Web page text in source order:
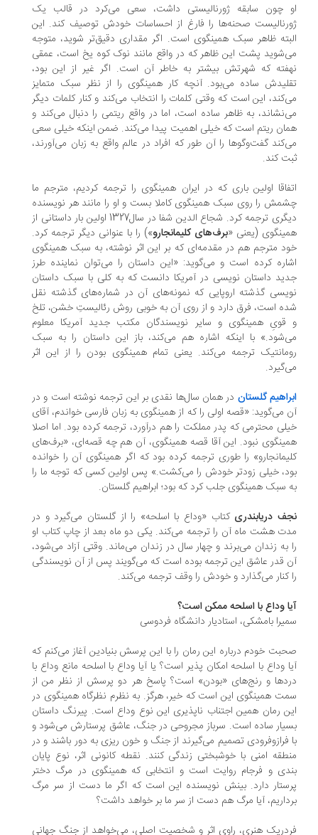
چون سابقه ژورنالیستی داشت، سعی می‌کرد در قالب یک
صحنه‌ها را فارغ از احساسات خودش توصیف کند. این
ظاهر سبک همینگوی است. اگر مقداری دقیق‌تر شوید، متوجه
پشت این ظاهر که در واقع مانند نوک کوه یخ است، عمقی
که شهرتش بیشتر به خاطر آن است. اگر غیر از این بود،
ساده می‌بود. آنچه کار همینگوی را از نظر سبک متمایز
این است که وقتی کلمات را انتخاب می‌کند و کنار کلمات دیگر
به ظاهر ساده است، اما در واقع ریتمی را دنبال می‌کند و
ریتم است که خیلی اهمیت پیدا می‌کند. ضمن اینکه خیلی سعی
گفت‌وگوها را آن طور که افراد در عالم واقع به زبان می‌آورند،
کند.
اولین باری که در ایران همینگوی را ترجمه کردیم، مترجم ما
را روی سبک همینگوی کاملا بست و او را مانند هر نویسنده
دیگری ترجمه کرد. شجاع الدین شفا در سال1327 اولین بار داستانی از
(یعنی «برف‌های کلیمانجارو») را با عنوانی دیگر ترجمه کرد.
مترجم هم در مقدمه‌ای که بر این اثر نوشته، به سبک همینگوی
کرده است و می‌گوید: «این داستان را می‌توان نماینده طرز
داستان نویسی در آمریکا دانست که به کلی با سبک داستان
گذشته اروپایی که نمونه‌های آن در شماره‌های گذشته نقل
است، فرق دارد و از روی آن به خوبی روش رئالیستِ خشن، تلخ
همینگوی و سایر نویسندگان مکتب جدید آمریکا معلوم
با اینکه اشاره هم می‌کند، باز این داستان را به سبک
ترجمه می‌کند. یعنی تمام همینگوی بودن را از این اثر
گلستاندر همان سال‌ها نقدی بر این ترجمه نوشته است و در
می‌گوید: «قصه اولی را که از همینگوی به زبان فارسی خواندم، آقای
محترمی که پدر مملکت را هم درآورد، ترجمه کرده بود. اما اصلا
نبود. این آقا قصه همینگوی، آن هم چه قصه‌ای، «برف‌های
را طوری ترجمه کرده بود که اگر همینگوی آن را خوانده
خیلی زودتر خودش را می‌کشت.» پس اولین کسی که توجه ما را
سبک همینگوی جلب کرد که بود؛ ابراهیم گلستان.
دریابندریکتاب «وداع با اسلحه» را از گلستان می‌گیرد و در
هشت ماه آن را ترجمه می‌کند. یکی دو ماه بعد از چاپ کتاب او
به زندان می‌برند و چهار سال در زندان می‌ماند. وقتی آزاد می‌شود،
قدر عاشق این ترجمه بوده است که می‌گویند پس از آن نویسندگی
کنار می‌گذارد و خودش را وقف ترجمه می‌کند.
وداع با اسلحه ممکن است؟
بامشکی، استادیار دانشگاه فردوسی
خودم درباره این رمان را با این پرسش بنیادین آغاز می‌کنم که
وداع با اسلحه امکان پذیر است؟ یا آیا وداع با اسلحه مانع وداع با
و رنج‌های «بودن» است؟ پاسخ هر دو پرسش از نظر من از
همینگوی این است که خیر، هرگز. به نظرم نظرگاه همینگوی در
رمان همین اجتناب ناپذیری این نوع وداع است. پیرنگ داستان
ساده است. سرباز مجروحی در جنگ، عاشق پرستارش می‌شود و
فرازوفرودی تصمیم می‌گیرند از جنگ و خون ریزی به دور باشند و در
امنی با خوشبختی زندگی کنند. نقطه کانونی اثر، نوع پایان
و فرجام روایت است و انتخابی که همینگوی در مرگ دختر
دارد. بینش نویسنده این است که اگر ما دست از سر مرگ
آیا مرگ هم دست از سر ما بر خواهد داشت؟
هنری، راوی اثر و شخصیت اصلی، می‌خواهد از جنگ جهانی